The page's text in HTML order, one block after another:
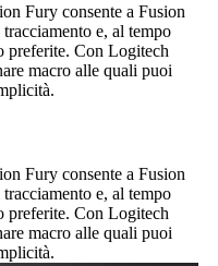
Fury consente a Fusion
e, al tempo
preferite. Con Logitech
macro alle quali puoi
Fury consente a Fusion
e, al tempo
preferite. Con Logitech
macro alle quali puoi